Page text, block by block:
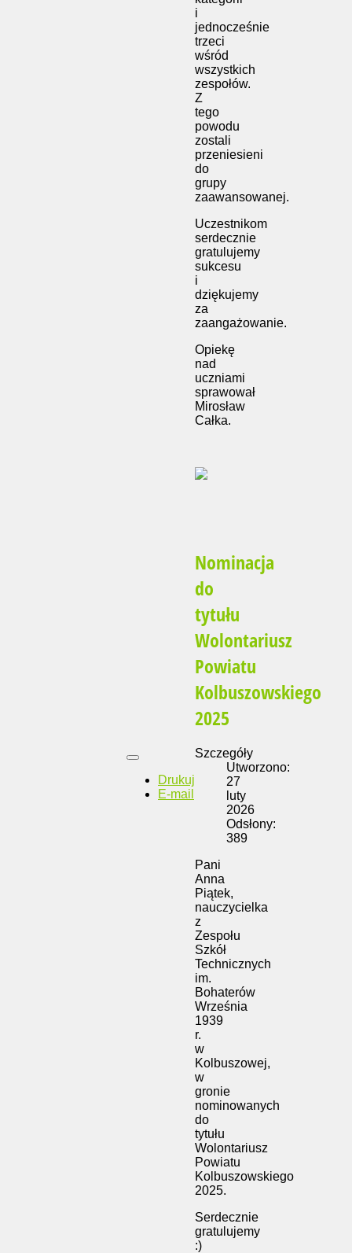
i
jednocześnie
trzeci
wśród
wszystkich
zespołów.
Z
tego
powodu
zostali
przeniesieni
do
grupy
zaawansowanej.
Uczestnikom
serdecznie
gratulujemy
sukcesu
i
dziękujemy
za
zaangażowanie.
Opiekę
nad
uczniami
sprawował
Mirosław
Całka.
Nominacja
do
tytułu
Wolontariusz
Powiatu
Kolbuszowskiego
2025
Drukuj
E-mail
Szczegóły
Utworzono:
27
luty
2026
Odsłony:
389
Pani
Anna
Piątek,
nauczycielka
z
Zespołu
Szkół
Technicznych
im.
Bohaterów
Września
1939
r.
w
Kolbuszowej,
w
gronie
nominowanych
do
tytułu
Wolontariusz
Powiatu
Kolbuszowskiego
2025.
Serdecznie
gratulujemy
:)